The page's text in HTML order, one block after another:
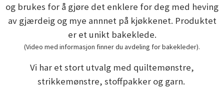
og brukes for å gjøre det enklere for deg med heving
av gjærdeig og mye annnet på kjøkkenet. Produktet
er et unikt bakeklede.
(Video med informasjon finner du avdeling for bakekleder).
Vi har et stort utvalg med quiltemønstre,
strikkemønstre, stoffpakker og garn.